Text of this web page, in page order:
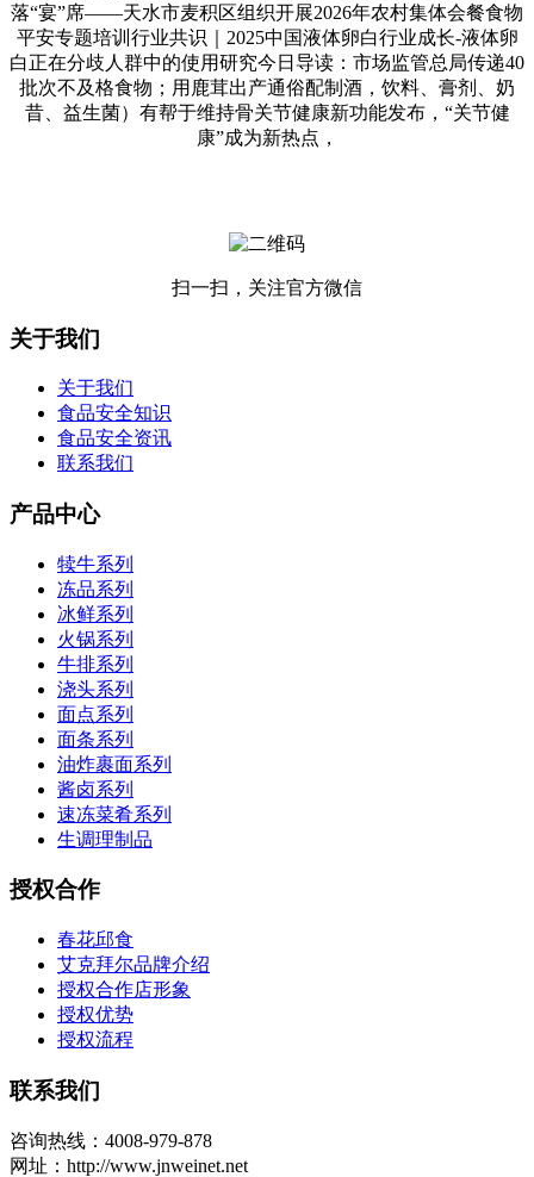
落“宴”席——天水市麦积区组织开展2026年农村集体会餐食物
平安专题培训行业共识｜2025中国液体卵白行业成长-液体卵
白正在分歧人群中的使用研究今日导读：市场监管总局传递40
批次不及格食物；用鹿茸出产通俗配制酒，饮料、膏剂、奶
昔、益生菌）有帮于维持骨关节健康新功能发布，“关节健
康”成为新热点，
扫一扫，关注官方微信
关于我们
关于我们
食品安全知识
食品安全资讯
联系我们
产品中心
犊牛系列
冻品系列
冰鲜系列
火锅系列
牛排系列
浇头系列
面点系列
面条系列
油炸裹面系列
酱卤系列
速冻菜肴系列
生调理制品
授权合作
春花邱食
艾克拜尔品牌介绍
授权合作店形象
授权优势
授权流程
联系我们
咨询热线：4008-979-878
网址：http://www.jnweinet.net